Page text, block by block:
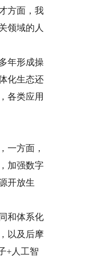
方面，我
领域的人
年形成操
化生态还
各类应用
一方面，
加强数字
开放生
和体系化
以及后摩
+人工智